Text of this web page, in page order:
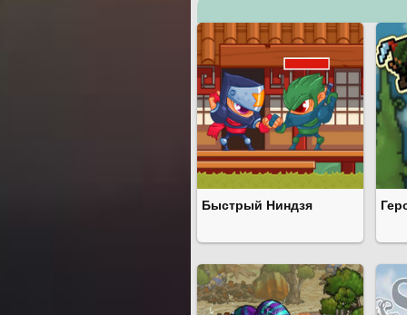
Быстрый Ниндзя